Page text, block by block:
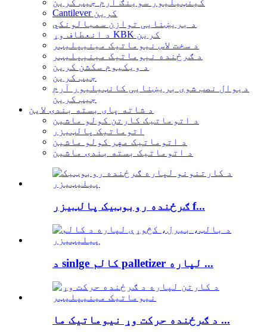
Cantilever کرین
د بریښنایی توازن سمبالونکي
د انعطاف وړ KBK کرین
د سخت لاس نیوماتیک مینیپلیټر
د ګرځنده نیوماتیک مینیپلیټر
د ویکیوم سکشن کرین
جیب کرین
دیوال نصب شوی بریښنایی کانټیلیور آرم
جیب کرین
د شاته پای بسته بندۍ لاین
د اتوماتیک کارتن کولو ماشین
اتوماتیک پالټیزر
د اتوماتیک مهر کولو ماشین
د اتوماتیک بسته بندۍ ماشین
ګرځنده روبوټیک پالټیزر f...
د sinlge کالم palletizer لپاره ...
د ګرځنده حرکت وړ نیوماتیک ما ...